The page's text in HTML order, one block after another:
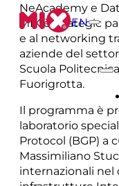
EN
NeAcademy e
MIX è strategic
e al networking
aziende del
Scuola
Fuorigrotta.
Il programma è
laboratorio
Protocol (BGP) a
Massimiliano
internazionali nel